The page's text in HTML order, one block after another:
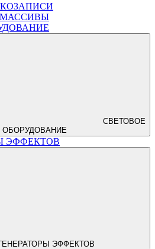
СВЕТОВОЕ
ОБОРУДОВАНИЕ
ЭФФЕКТОВ
ЭФФЕКТОВ